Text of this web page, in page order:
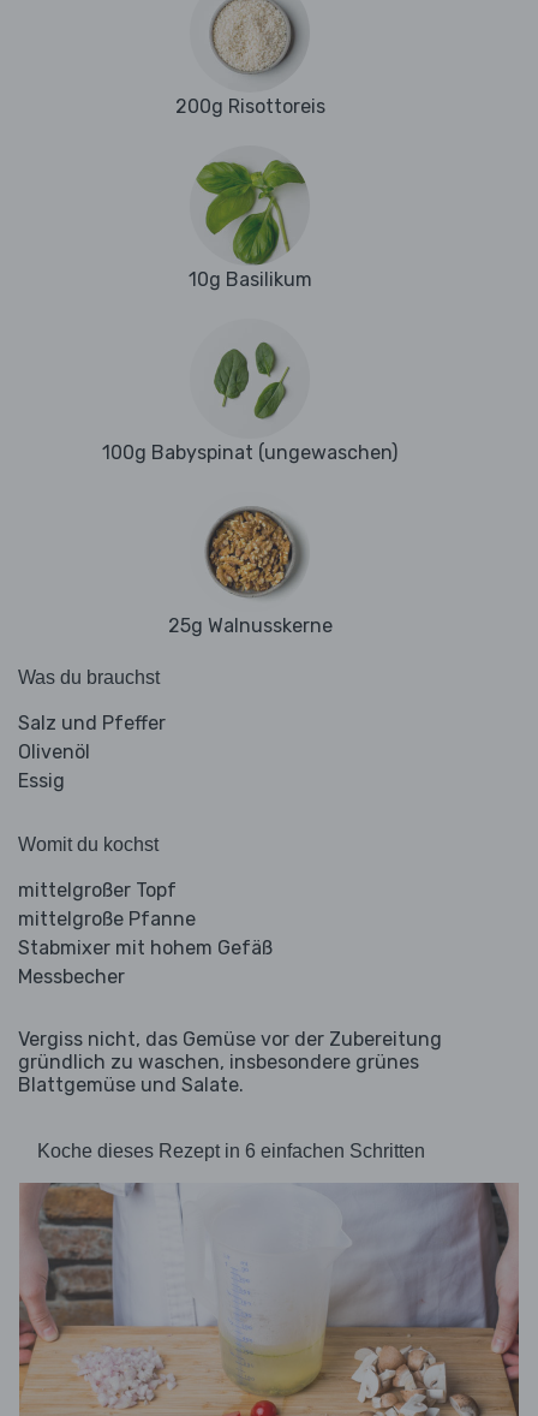
200g Risottoreis
10g Basilikum
100g Babyspinat (ungewaschen)
25g Walnusskerne
Was du brauchst
Salz und Pfeffer
Olivenöl
Essig
Womit du kochst
mittelgroßer Topf
mittelgroße Pfanne
Stabmixer mit hohem Gefäß
Messbecher
Vergiss nicht, das Gemüse vor der Zubereitung
gründlich zu waschen, insbesondere grünes
Blattgemüse und Salate.
Koche dieses Rezept in 6 einfachen Schritten